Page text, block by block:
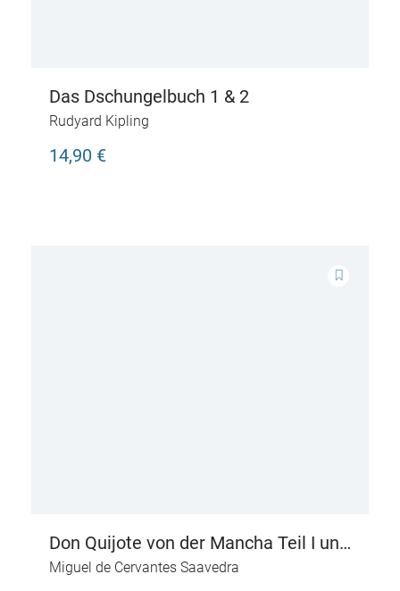
Das Dschungelbuch 1 & 2
Rudyard Kipling
14,90 €
Don Quijote von der Mancha Teil I und
II
Miguel de Cervantes Saavedra